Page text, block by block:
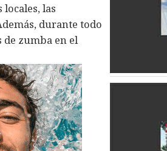
las
durante todo
zumba en el